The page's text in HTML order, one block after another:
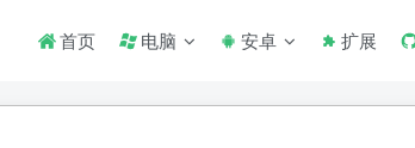
首页 电脑 安卓 扩展